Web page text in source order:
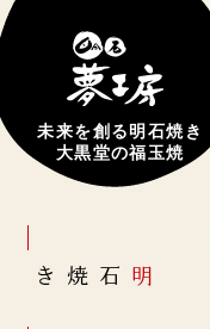
未来を創る明石焼き
大黒堂の福玉焼
明石焼き